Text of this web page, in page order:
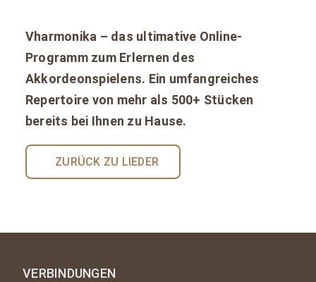
Vharmonika – das ultimative Online-
Programm zum Erlernen des
Akkordeonspielens. Ein umfangreiches
Repertoire von mehr als 500+ Stücken
bereits bei Ihnen zu Hause.
ZURÜCK ZU LIEDER
VERBINDUNGEN